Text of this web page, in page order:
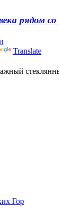
рядом
Translate
Гор